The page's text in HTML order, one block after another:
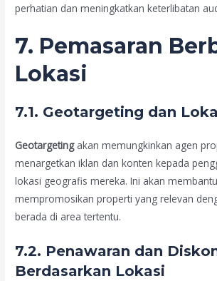
perhatian dan meningkatkan keterlibatan
7. Pemasaran
Lokasi
7.1. Geotargeting dan
Geotargetingakan memungkinkan agen
menargetkan iklan dan konten kepada
lokasi geografis mereka. Ini akan
mempromosikan properti yang relevan
berada di area tertentu.
7.2. Penawaran dan
Berdasarkan Lokasi